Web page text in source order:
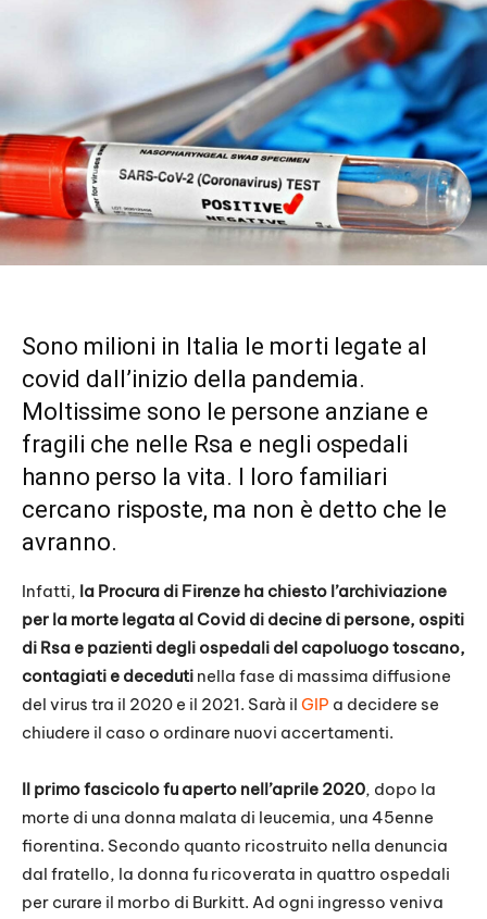
Sono milioni in Italia le morti legate al
covid dall’inizio della pandemia.
Moltissime sono le persone anziane e
fragili che nelle Rsa e negli ospedali
hanno perso la vita. I loro familiari
cercano risposte, ma non è detto che le
avranno.
Infatti, la Procura di Firenze ha chiesto l’archiviazione
per la morte legata al Covid di decine di persone, ospiti
di Rsa e pazienti degli ospedali del capoluogo toscano,
contagiati e deceduti nella fase di massima diffusione
del virus tra il 2020 e il 2021. Sarà il GIP a decidere se
chiudere il caso o ordinare nuovi accertamenti.
Il primo fascicolo fu aperto nell’aprile 2020, dopo la
morte di una donna malata di leucemia, una 45enne
fiorentina. Secondo quanto ricostruito nella denuncia
dal fratello, la donna fu ricoverata in quattro ospedali
per curare il morbo di Burkitt. Ad ogni ingresso veniva